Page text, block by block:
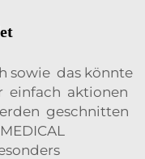
sowie das könnte
einfach aktionen
geschnitten